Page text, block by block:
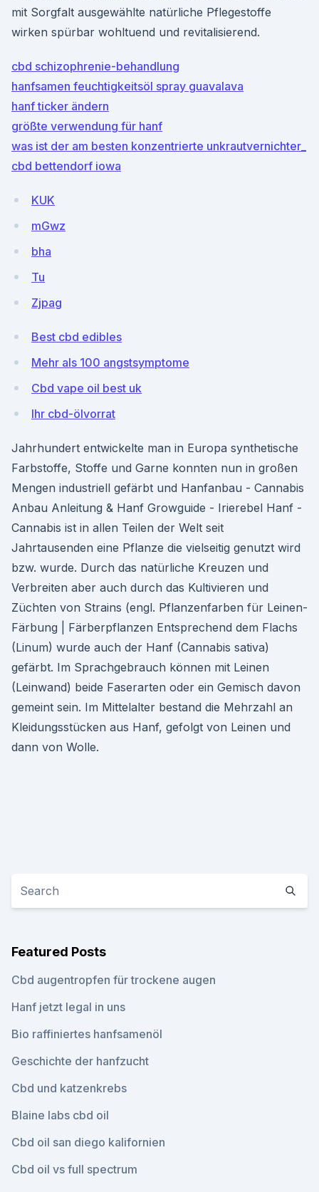
mit Sorgfalt ausgewählte natürliche Pflegestoffe
wirken spürbar wohltuend und revitalisierend.
cbd schizophrenie-behandlung
hanfsamen feuchtigkeitsöl spray guavalava
hanf ticker ändern
größte verwendung für hanf
was ist der am besten konzentrierte unkrautvernichter_
cbd bettendorf iowa
KUK
mGwz
bha
Tu
Zjpag
Best cbd edibles
Mehr als 100 angstsymptome
Cbd vape oil best uk
Ihr cbd-ölvorrat
Jahrhundert entwickelte man in Europa synthetische
Farbstoffe, Stoffe und Garne konnten nun in großen
Mengen industriell gefärbt und Hanfanbau - Cannabis
Anbau Anleitung & Hanf Growguide - Irierebel Hanf -
Cannabis ist in allen Teilen der Welt seit
Jahrtausenden eine Pflanze die vielseitig genutzt wird
bzw. wurde. Durch das natürliche Kreuzen und
Verbreiten aber auch durch das Kultivieren und
Züchten von Strains (engl. Pflanzenfarben für Leinen-
Färbung | Färberpflanzen Entsprechend dem Flachs
(Linum) wurde auch der Hanf (Cannabis sativa)
gefärbt. Im Sprachgebrauch können mit Leinen
(Leinwand) beide Faserarten oder ein Gemisch davon
gemeint sein. Im Mittelalter bestand die Mehrzahl an
Kleidungsstücken aus Hanf, gefolgt von Leinen und
dann von Wolle.
Featured Posts
Cbd augentropfen für trockene augen
Hanf jetzt legal in uns
Bio raffiniertes hanfsamenöl
Geschichte der hanfzucht
Cbd und katzenkrebs
Blaine labs cbd oil
Cbd oil san diego kalifornien
Cbd oil vs full spectrum